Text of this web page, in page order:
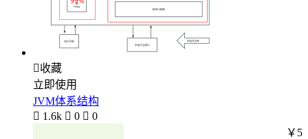
收藏
立即使用
JVM体系结构
 1.6k  0  0
￥5